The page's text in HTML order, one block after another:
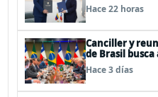
Hace 22 horas
Canciller y
de Brasil
clave en
Hace 3 días